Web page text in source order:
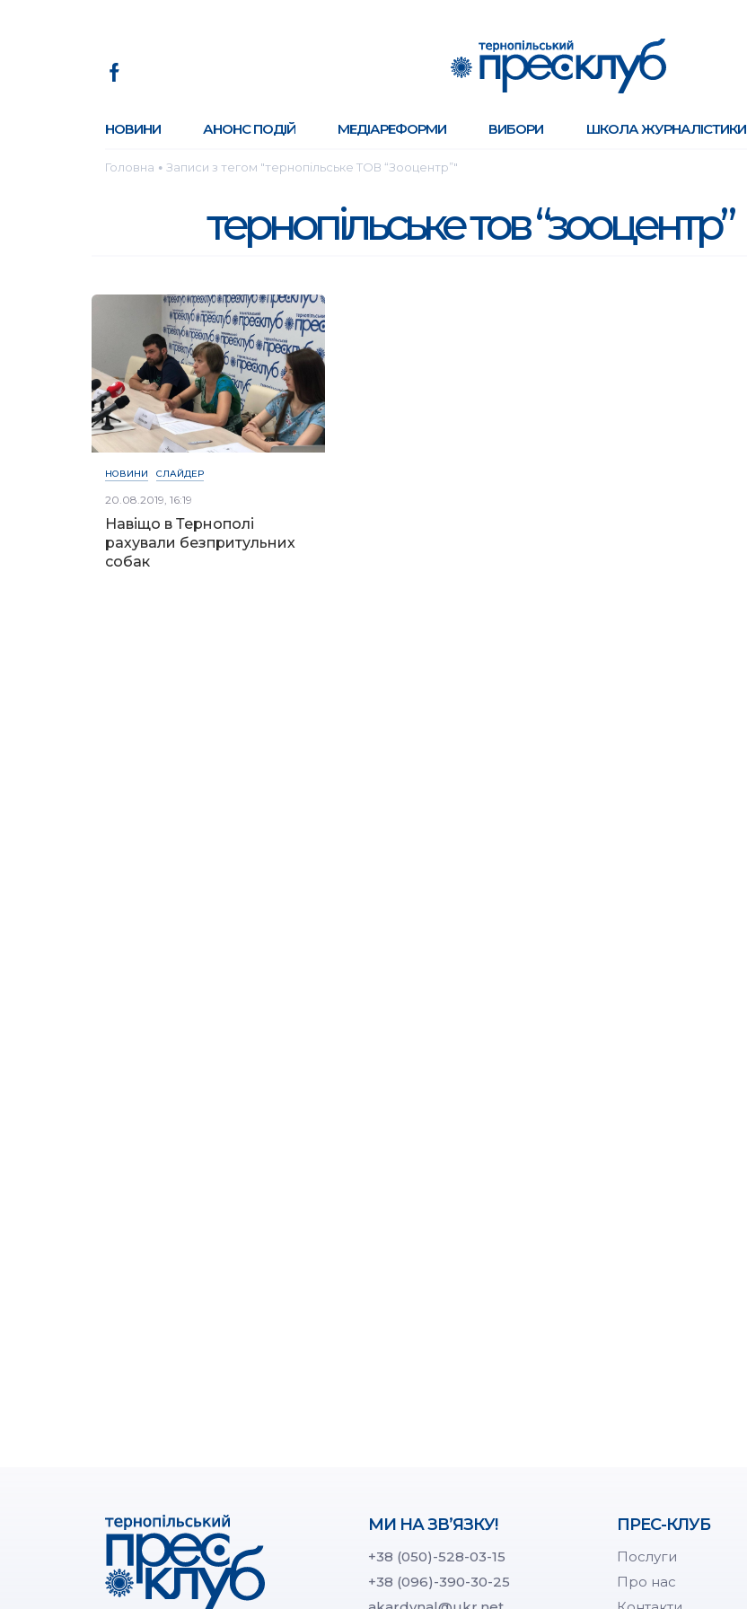
НОВИНИ АНОНС ПОДІЙ МЕДІАРЕФОРМИ ВИБОРИ ШКОЛА ЖУРНАЛІСТИКИ
Головна ● Записи з тегом "тернопільське ТОВ “Зооцентр”"
тернопільське тов “зооцентр”
НОВИНИ СЛАЙДЕР
20.08.2019, 16:19
Навіщо в Тернополі
рахували безпритульних
собак
МИ НА ЗВ’ЯЗКУ!
+38 (050)-528-03-15
+38 (096)-390-30-25
ПРЕС-КЛУБ
Послуги
Про нас